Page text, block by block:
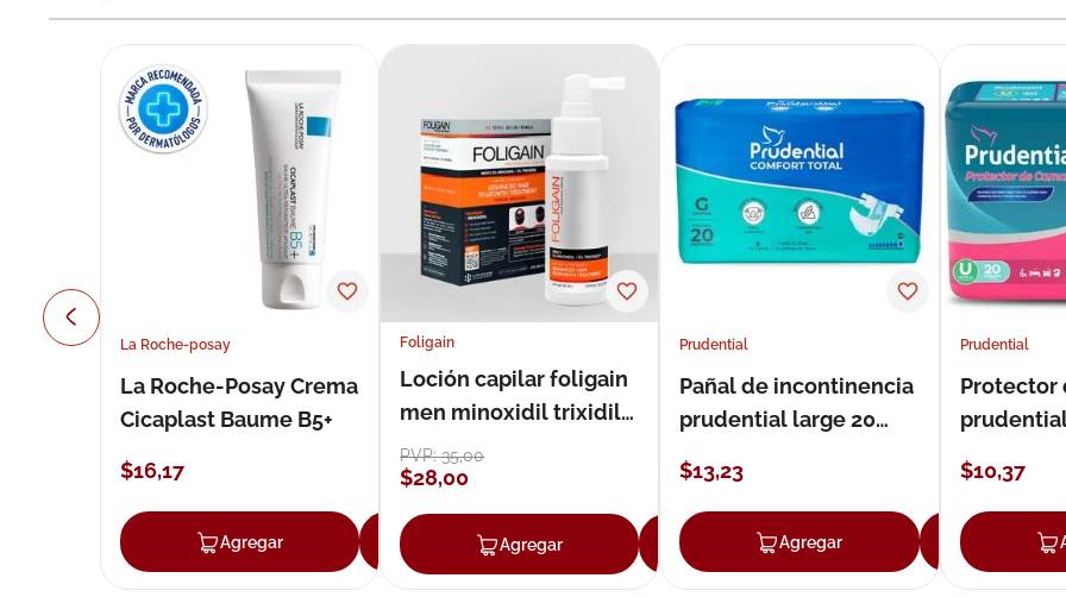
La Roche-posay
La Roche-Posay Crema
Cicaplast Baume B5+
$16,17
Agregar Agregar
Foligain
Loción capilar foligain
men minoxidil trixidil
loción 59 ml
PVP:35,00
$28,00
Agregar Agregar
Prudential
Pañal de incontinencia
prudential large 20
$13,23
Agregar
Prudential
Protector
$10,37